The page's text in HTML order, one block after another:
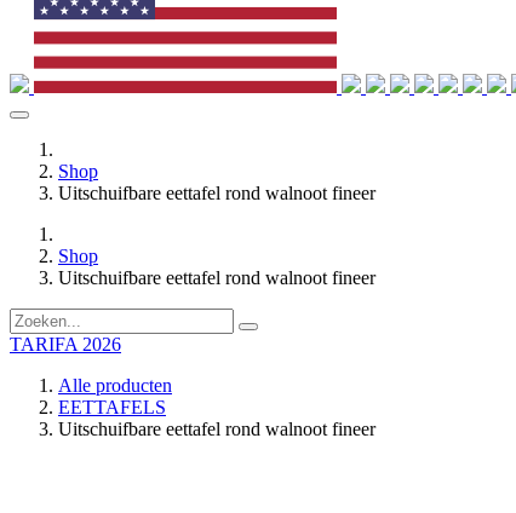
Shop
Uitschuifbare eettafel rond walnoot fineer
Shop
Uitschuifbare eettafel rond walnoot fineer
TARIFA 2026
Alle producten
EETTAFELS
Uitschuifbare eettafel rond walnoot fineer